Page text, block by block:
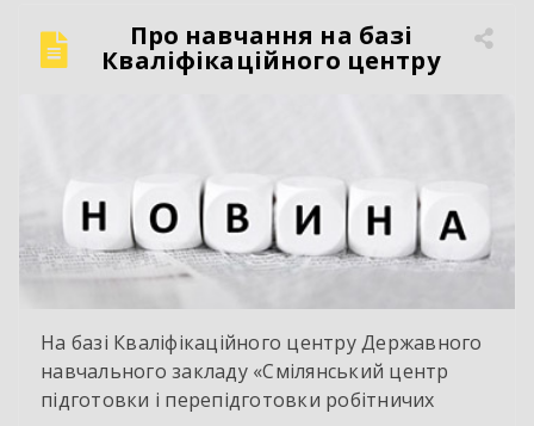
Про навчання на базі
Кваліфікаційного центру
На базі Кваліфікаційного центру Державного
навчального закладу «Смілянський центр
підготовки і перепідготовки робітничих